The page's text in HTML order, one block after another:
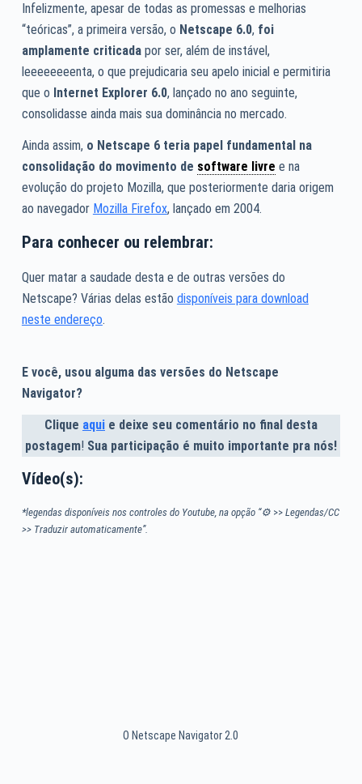
Infelizmente, apesar de todas as promessas e melhorias
“teóricas”, a primeira versão, o Netscape 6.0, foi
amplamente criticadapor ser, além de instável,
leeeeeeeenta, o que prejudicaria seu apelo inicial e permitiria
que o Internet Explorer 6.0, lançado no ano seguinte,
consolidasse ainda mais sua dominância no mercado.
Ainda assim, o Netscape 6 teria papel fundamental na
consolidação do movimento de software livre e na
evolução do projeto Mozilla, que posteriormente daria origem
ao navegador Mozilla Firefox, lançado em 2004.
Para conhecer ou relembrar:
Quer matar a saudade desta e de outras versões do
Netscape? Várias delas estão disponíveis para download
neste endereço.
E você, usou alguma das versões do Netscape
Navigator?
Clique aquie deixe seu comentário no final desta
postagem! Sua participação é muito importante pra nós!
Vídeo(s):
*legendas disponíveis nos controles do Youtube, na opção “⚙>> Legendas/CC
>> Traduzir automaticamente”.
O Netscape Navigator 2.0